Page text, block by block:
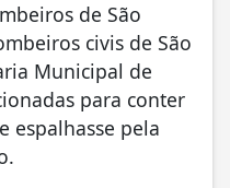
de São
civis de São
Municipal de
para conter
espalhasse pela